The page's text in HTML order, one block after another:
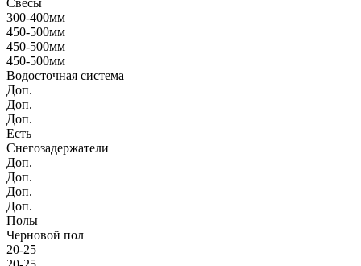
Свесы
300-400мм
450-500мм
450-500мм
450-500мм
Водосточная система
Доп.
Доп.
Доп.
Есть
Снегозадержатели
Доп.
Доп.
Доп.
Доп.
Полы
Черновой пол
20-25